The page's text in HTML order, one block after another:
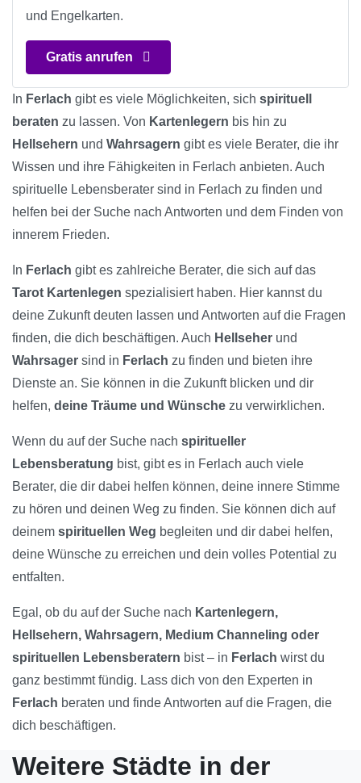
und Engelkarten.
Gratis anrufen
In Ferlach gibt es viele Möglichkeiten, sich spirituell
beraten zu lassen. Von Kartenlegern bis hin zu
Hellsehern und Wahrsagern gibt es viele Berater, die ihr
Wissen und ihre Fähigkeiten in Ferlach anbieten. Auch
spirituelle Lebensberater sind in Ferlach zu finden und
helfen bei der Suche nach Antworten und dem Finden von
innerem Frieden.
In Ferlach gibt es zahlreiche Berater, die sich auf das
Tarot Kartenlegen spezialisiert haben. Hier kannst du
deine Zukunft deuten lassen und Antworten auf die Fragen
finden, die dich beschäftigen. Auch Hellseher und
Wahrsager sind in Ferlach zu finden und bieten ihre
Dienste an. Sie können in die Zukunft blicken und dir
helfen, deine Träume und Wünsche zu verwirklichen.
Wenn du auf der Suche nach spiritueller
Lebensberatung bist, gibt es in Ferlach auch viele
Berater, die dir dabei helfen können, deine innere Stimme
zu hören und deinen Weg zu finden. Sie können dich auf
deinem spirituellen Weg begleiten und dir dabei helfen,
deine Wünsche zu erreichen und dein volles Potential zu
entfalten.
Egal, ob du auf der Suche nach Kartenlegern,
Hellsehern, Wahrsagern, Medium Channeling oder
spirituellen Lebensberatern bist – in Ferlach wirst du
ganz bestimmt fündig. Lass dich von den Experten in
Ferlach beraten und finde Antworten auf die Fragen, die
dich beschäftigen.
Weitere Städte in der